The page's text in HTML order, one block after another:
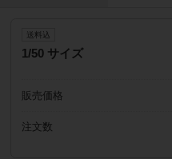
送料込
1/50 サイズ
販売価格
注文数